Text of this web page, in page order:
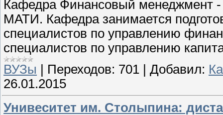
Кафедра Финансовый менеджмент -
МАТИ. Кафедра занимается
специалистов по управлению
специалистов по управлению
ВУЗы
Переходов: 701 Добавил:
26.01.2015
Унивеситет им. Столыпина: